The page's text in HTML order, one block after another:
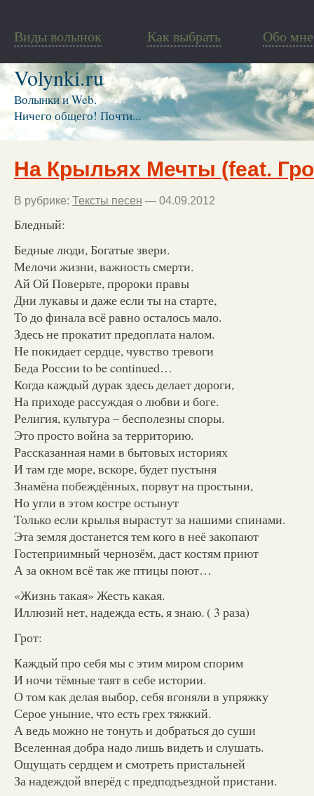
Виды волынок Как выбрать Обо мне
Volynki.ru
Волынки и Web.
Ничего общего! Почти...
На Крыльях Мечты (feat.
В рубрике: Тексты песен — 04.09.2012
Бледный:
Бедные люди, Богатые звери.
Мелочи жизни, важность смерти.
Ай Ой Поверьте, пророки правы
Дни лукавы и даже если ты на старте,
То до финала всё равно осталось мало.
Здесь не прокатит предоплата налом.
Не покидает сердце, чувство тревоги
Беда России to be continued…
Когда каждый дурак здесь делает дороги,
На приходе рассуждая о любви и боге.
Религия, культура – бесполезны споры.
Это просто война за территорию.
Рассказанная нами в бытовых историях
И там где море, вскоре, будет пустыня
Знамёна побеждённых, порвут на простыни,
Но угли в этом костре остынут
Только если крылья вырастут за нашими спинами.
Эта земля достанется тем кого в неё закопают
Гостеприимный чернозём, даст костям приют
А за окном всё так же птицы поют…
«Жизнь такая» Жесть какая.
Иллюзий нет, надежда есть, я знаю. ( 3 раза)
Грот:
Каждый про себя мы с этим миром спорим
И ночи тёмные таят в себе истории.
О том как делая выбор, себя вгоняли в упряжку
Серое уныние, что есть грех тяжкий.
А ведь можно не тонуть и добраться до суши
Вселенная добра надо лишь видеть и слушать.
Ощущать сердцем и смотреть пристальней
За надеждой вперёд с предподъездной пристани.